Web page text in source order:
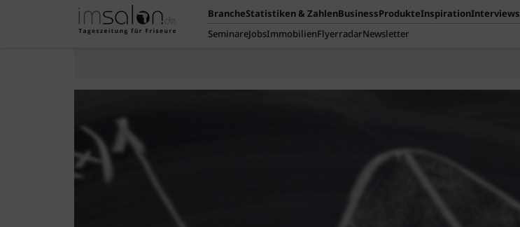
BrancheStatistiken & ZahlenBusinessProdukteInspirationInterviews
SeminareJobsImmobilienFlyerradarNewsletter